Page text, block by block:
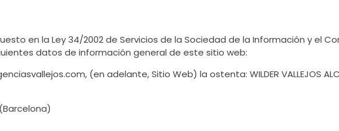
en la Ley 34/2002 de Servicios de la Sociedad de la Información y el
datos de información general de este sitio web:
(en adelante, Sitio Web) la ostenta: WILDER VALLEJOS